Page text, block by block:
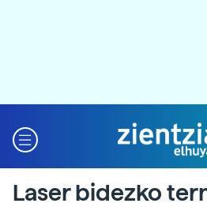
Laser bidezko